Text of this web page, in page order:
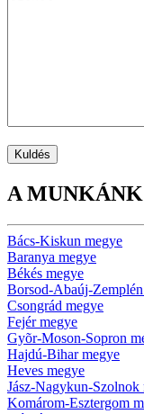
A
Bács-Kiskun megye
Baranya megye
Békés megye
Borsod-Abaúj-
Csongrád megye
Fejér megye
Gyõr-Moson-Sopron
Hajdú-Bihar megye
Heves megye
Jász-Nagykun-Szolnok
Komárom-Esztergom